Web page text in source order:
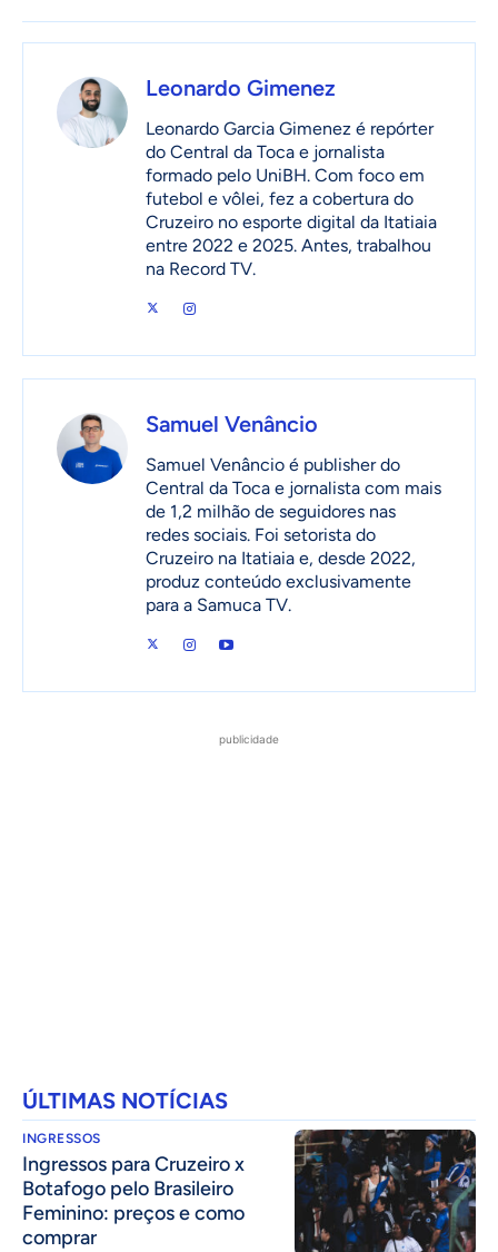
Leonardo Gimenez
Leonardo Garcia Gimenez é repórter
do Central da Toca e jornalista
formado pelo UniBH. Com foco em
futebol e vôlei, fez a cobertura do
Cruzeiro no esporte digital da Itatiaia
entre 2022 e 2025. Antes, trabalhou
na Record TV.
Samuel Venâncio
Samuel Venâncio é publisher do
Central da Toca e jornalista com mais
de 1,2 milhão de seguidores nas
redes sociais. Foi setorista do
Cruzeiro na Itatiaia e, desde 2022,
produz conteúdo exclusivamente
para a Samuca TV.
publicidade
ÚLTIMAS NOTÍCIAS
INGRESSOS
Ingressos para Cruzeiro x
Botafogo pelo Brasileiro
Feminino: preços e como
comprar